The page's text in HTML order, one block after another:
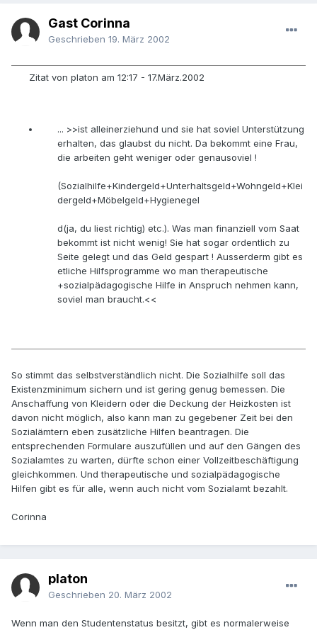
Gast Corinna
Geschrieben 19. März 2002
Zitat von platon am 12:17 - 17.März.2002
... >>ist alleinerziehund und sie hat soviel Unterstützung
erhalten, das glaubst du nicht. Da bekommt eine Frau,
die arbeiten geht weniger oder genausoviel !
(Sozialhilfe+Kindergeld+Unterhaltsgeld+Wohngeld+Klei
dergeld+Möbelgeld+Hygienegel
d(ja, du liest richtig) etc.). Was man finanziell vom Saat
bekommt ist nicht wenig! Sie hat sogar ordentlich zu
Seite gelegt und das Geld gespart ! Ausserderm gibt es
etliche Hilfsprogramme wo man therapeutische
+sozialpädagogische Hilfe in Anspruch nehmen kann,
soviel man braucht.<<
So stimmt das selbstverständlich nicht. Die Sozialhilfe soll das
Existenzminimum sichern und ist gering genug bemessen. Die
Anschaffung von Kleidern oder die Deckung der Heizkosten ist
davon nicht möglich, also kann man zu gegebener Zeit bei den
Sozialämtern eben zusätzliche Hilfen beantragen. Die
entsprechenden Formulare auszufüllen und auf den Gängen des
Sozialamtes zu warten, dürfte schon einer Vollzeitbeschäftigung
gleichkommen. Und therapeutische und sozialpädagogische
Hilfen gibt es für alle, wenn auch nicht vom Sozialamt bezahlt.
Corinna
platon
Geschrieben 20. März 2002
Wenn man den Studentenstatus besitzt, gibt es normalerweise